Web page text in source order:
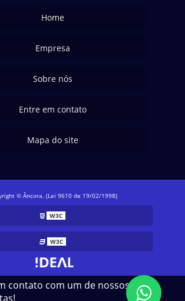
contato com um de nossos
Home
Empresa
Sobre nós
Entre em contato
Mapa do site
© Âncora. (Lei 9610 de 19/02/1998)
W3C
W3C